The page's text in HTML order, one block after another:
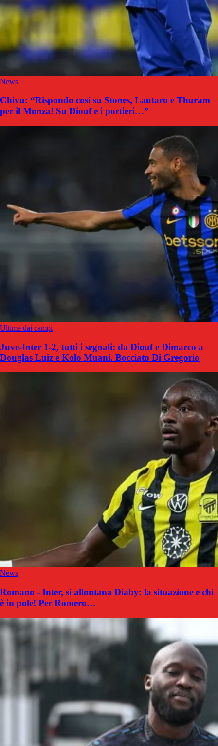
News
Chivu: “Rispondo così su Stones, Lautaro e Thuram
per il Monza! Su Diouf e i portieri…”
Ultime dai campi
Juve-Inter 1-2, tutti i segnali: da Diouf e Dimarco a
Douglas Luiz e Kolo Muani. Bocciato Di Gregorio
News
Romano - Inter, si allontana Diaby: la situazione e chi
è in pole! Per Romero…